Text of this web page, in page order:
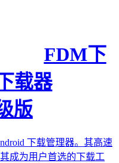
FDM下
载器
版
下载管理器。其高速
成为用户首选的下载工